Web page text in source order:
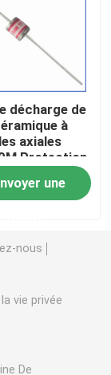
décharge de
à
axiales
Protection
3600V
une
nous
vie privée
De